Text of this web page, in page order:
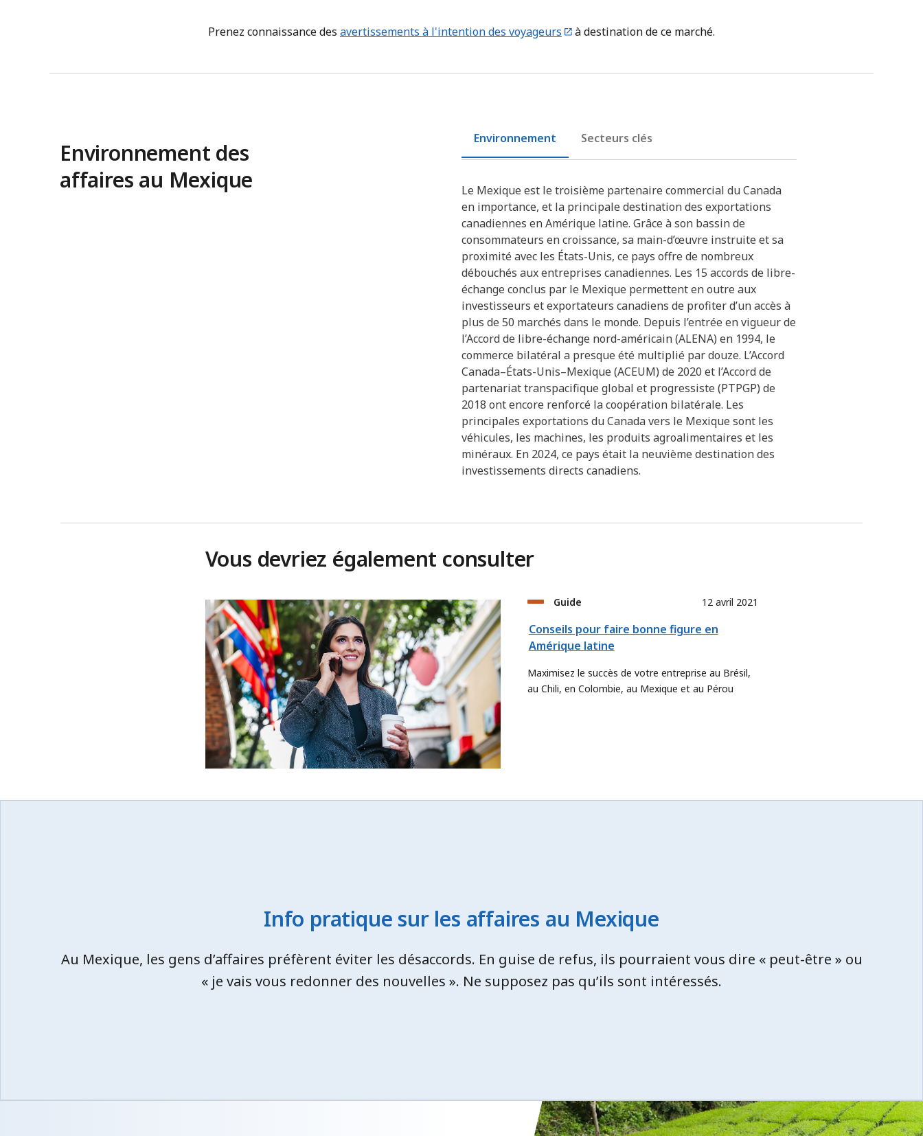
Prenez connaissance des avertissements à l'intention des voyageurs à destination de ce marché.
Environnement des
affaires au Mexique
Environnement Secteurs clés
Le Mexique est le troisième partenaire commercial du Canada
en importance, et la principale destination des exportations
canadiennes en Amérique latine. Grâce à son bassin de
consommateurs en croissance, sa main-d’œuvre instruite et sa
proximité avec les États-Unis, ce pays offre de nombreux
débouchés aux entreprises canadiennes. Les 15 accords de libre-
échange conclus par le Mexique permettent en outre aux
investisseurs et exportateurs canadiens de profiter d’un accès à
plus de 50 marchés dans le monde. Depuis l’entrée en vigueur de
l’Accord de libre-échange nord-américain (ALENA) en 1994, le
commerce bilatéral a presque été multiplié par douze. L’Accord
Canada–États-Unis–Mexique (ACEUM) de 2020 et l’Accord de
partenariat transpacifique global et progressiste (PTPGP) de
2018 ont encore renforcé la coopération bilatérale. Les
principales exportations du Canada vers le Mexique sont les
véhicules, les machines, les produits agroalimentaires et les
minéraux. En 2024, ce pays était la neuvième destination des
investissements directs canadiens.
Vous devriez également consulter
Guide 12 avril 2021
Conseils pour faire bonne figure en
Amérique latine
Maximisez le succès de votre entreprise au Brésil,
au Chili, en Colombie, au Mexique et au Pérou
Info pratique sur les affaires au Mexique
Au Mexique, les gens d’affaires préfèrent éviter les désaccords. En guise de refus, ils pourraient vous dire « peut-être » ou
« je vais vous redonner des nouvelles ». Ne supposez pas qu’ils sont intéressés.